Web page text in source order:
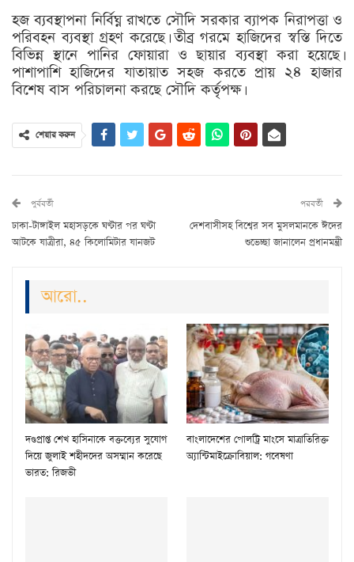
হজ ব্যবস্থাপনা নির্বিঘ্ন রাখতে সৌদি সরকার ব্যাপক নিরাপত্তা ও
পরিবহন ব্যবস্থা গ্রহণ করেছে। তীব্র গরমে হাজিদের স্বস্তি দিতে
বিভিন্ন স্থানে পানির ফোয়ারা ও ছায়ার ব্যবস্থা করা হয়েছে।
পাশাপাশি হাজিদের যাতায়াত সহজ করতে প্রায় ২৪ হাজার
বিশেষ বাস পরিচালনা করছে সৌদি কর্তৃপক্ষ।
শেয়ার করুন
পুর্ববর্তী
ঢাকা-টাঙ্গাইল মহাসড়কে ঘণ্টার পর ঘণ্টা
আটকে যাত্রীরা, ৪৫ কিলোমিটার যানজট
পরবর্তী
দেশবাসীসহ বিশ্বের সব মুসলমানকে ঈদের
শুভেচ্ছা জানালেন প্রধানমন্ত্রী
আরো..
দণ্ডপ্রাপ্ত শেখ হাসিনাকে বক্তব্যের সুযোগ
দিয়ে জুলাই শহীদদের অসম্মান করেছে
ভারত: রিজভী
বাংলাদেশের পোলট্রি মাংসে মাত্রাতিরিক্ত
অ্যান্টিমাইক্রোবিয়াল: গবেষণা